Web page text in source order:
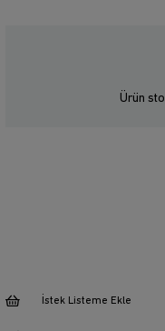
Ürün
İstek Listeme Ekle